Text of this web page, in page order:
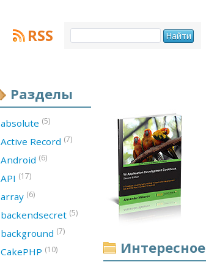
RSS
Интересное
Разделы
absolute (5)
Active Record (7)
Android (6)
API (17)
array (6)
backendsecret (5)
background (7)
CakePHP (10)